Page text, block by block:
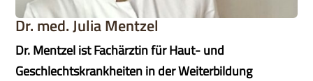
Dr. med. Julia Mentzel
Dr. Mentzel ist Fachärztin für Haut- und
Geschlechtskrankheiten in der Weiterbildung